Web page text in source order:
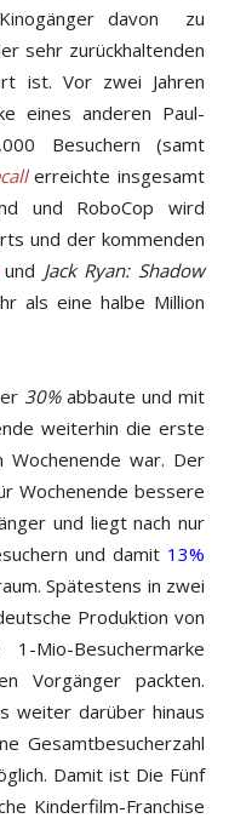
davon zu
sehr zurückhaltenden
ist. Vor zwei Jahren
eines anderen Paul-
Besuchern (samt
erreichte insgesamt
und RoboCop wird
und der kommenden
Jack Ryan: Shadow
als eine halbe Million
30%abbaute und mit
weiterhin die erste
Wochenende war. Der
Wochenende bessere
und liegt nach nur
und damit 13%
Spätestens in zwei
Produktion von
Mio-Besuchermarke
Vorgänger packten.
weiter darüber hinaus
Gesamtbesucherzahl
Damit ist Die Fünf
Kinderfilm-Franchise